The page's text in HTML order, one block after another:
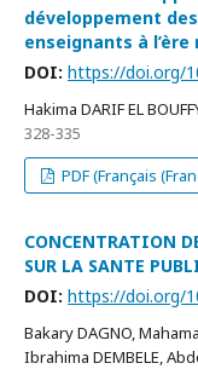
développement
enseignants à l’ère
DOI: https://doi.org/
Hakima DARIF EL
328-335
PDF (Français
CONCENTRATION
SUR LA SANTE
DOI: https://doi.org/
Bakary DAGNO,
Ibrahima DEMBELE,